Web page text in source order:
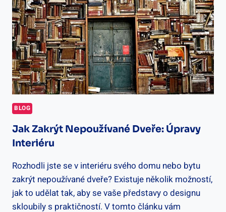
BLOG
Jak Zakrýt Nepoužívané Dveře: Úpravy
Interiéru
Rozhodli jste se v interiéru svého domu nebo bytu
zakrýt nepoužívané dveře? Existuje několik možností,
jak to udělat tak, aby se vaše představy o designu
skloubily s praktičností. V tomto článku vám